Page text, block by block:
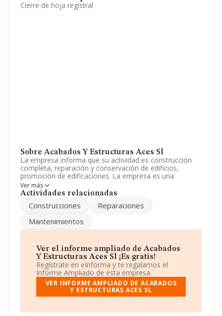
Cierre de hoja registral
Sobre Acabados Y Estructuras Aces Sl
La empresa informa que su actividad es construcción
completa, reparación y conservación de edificios,
promoción de edificaciones. La empresa es una
Sociedad Limitada. Su actividad CNAE es '%cnae%' con
código 4101. La empresa no tiene actividad en
número de empleados de la compañía ha estado por
debajo de la media de sector.
La empresa Acabados y Estructuras Aces S.L, con
NIF B24403362, tiene su domicilio social establecido en
Calle Cascallana Lg San Juan Ma núm. 8, (24546),
Arganza, provincia de León, Castilla-león.
En base a la información de la que dispone INFORMA
sobre 188.948 compañías, la facturación en el ámbito
calcula un promedio de facturación de 194 mil euros
Ver más
Actividades relacionadas
Construcciones
Reparaciones
Mantenimientos
Ver el informe ampliado de Acabados
Y Estructuras Aces Sl ¡Es gratis!
Regístrate en eInforma y te regalamos el
Informe Ampliado de esta empresa.
VER INFORME AMPLIADO DE ACABADOS
Y ESTRUCTURAS ACES SL